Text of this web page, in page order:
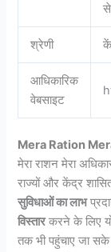
श्रेणी
आधिकारिक
वेबसाइट
Mera Ration
मेरा राशन मेरा
राज्यों और केंद्र
सुविधाओं का लाभ
विस्तारकरने के लिए
तक भी पहुंचाए जा सके